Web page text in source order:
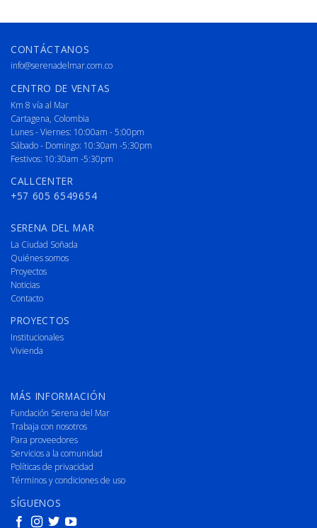
CONTÁCTANOS
info@serenadelmar.com.co
CENTRO DE VENTAS
Km 8 vía al Mar
Cartagena, Colombia
Lunes - Viernes: 10:00am - 5:00pm
Sábado - Domingo: 10:30am -5:30pm
Festivos: 10:30am -5:30pm
CALLCENTER
+57 605 6549654
SERENA DEL MAR
La Ciudad Soñada
Quiénes somos
Proyectos
Noticias
Contacto
PROYECTOS
Institucionales
Vivienda
MÁS INFORMACIÓN
Fundación Serena del Mar
Trabaja con nosotros
Para proveedores
Servicios a la comunidad
Políticas de privacidad
Términos y condiciones de uso
SÍGUENOS